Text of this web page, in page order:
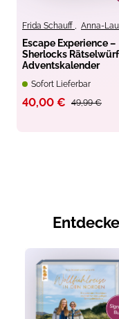
Frida Schauff Anna-Laura
Escape Experience –
Sherlocks
Adventskalender
Sofort Lieferbar
49,99 €
40,00 €